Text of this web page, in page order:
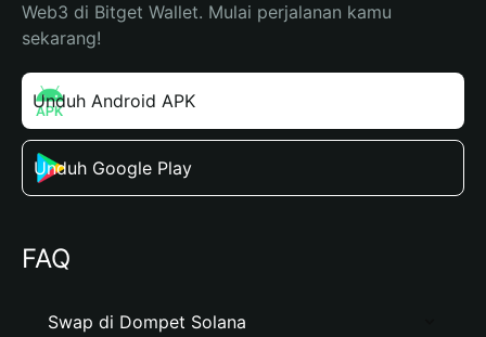
Web3 di Bitget Wallet. Mulai perjalanan kamu
sekarang!
Unduh Android APK
Unduh Google Play
FAQ
Swap di Dompet Solana